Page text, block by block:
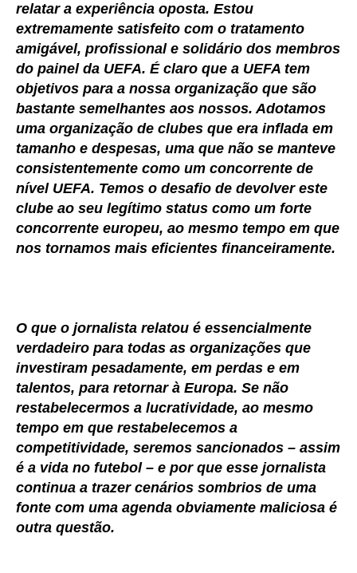
relatar a experiência oposta. Estou
extremamente satisfeito com o tratamento
amigável, profissional e solidário dos membros
do painel da UEFA. É claro que a UEFA tem
objetivos para a nossa organização que são
bastante semelhantes aos nossos. Adotamos
uma organização de clubes que era inflada em
tamanho e despesas, uma que não se manteve
consistentemente como um concorrente de
nível UEFA. Temos o desafio de devolver este
clube ao seu legítimo status como um forte
concorrente europeu, ao mesmo tempo em que
nos tornamos mais eficientes financeiramente.
O que o jornalista relatou é essencialmente
verdadeiro para todas as organizações que
investiram pesadamente, em perdas e em
talentos, para retornar à Europa. Se não
restabelecermos a lucratividade, ao mesmo
tempo em que restabelecemos a
competitividade, seremos sancionados – assim
é a vida no futebol – e por que esse jornalista
continua a trazer cenários sombrios de uma
fonte com uma agenda obviamente maliciosa é
outra questão.